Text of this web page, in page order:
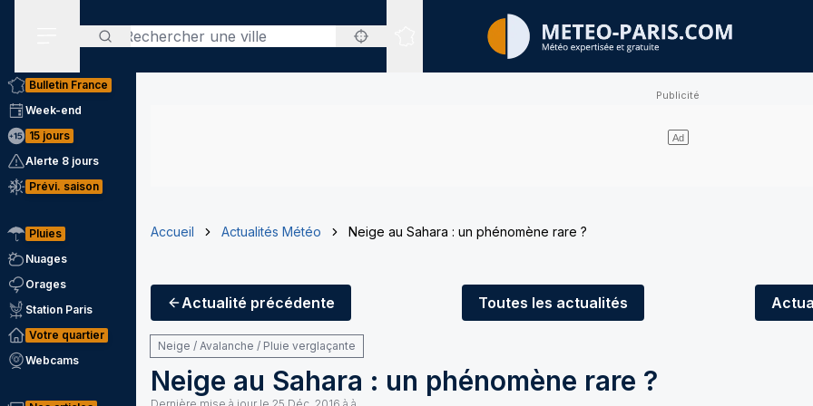
Rechercher
Sites expertisés
Bulletin France
Week-end
15 jours
Alerte 8 jours
Prévi. saison
Pluies
Nuages
Orages
Station Paris
Votre quartier
Webcams
Accueil Actualités Météo Neige au Sahara : un phénomène rare ?
Actualité précédente Toutes les actualités
Neige / Avalanche / Pluie verglaçante
Neige au Sahara : un phénomène rare ?